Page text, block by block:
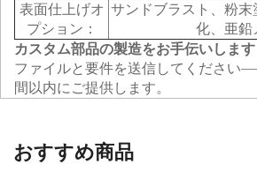
表面仕上げオ
プション：
サンドブラスト、粉
化、亜鉛
カスタム部品の製造をお手伝いします
ファイルと要件を送信してください
間以内にご提供します。
おすすめ商品